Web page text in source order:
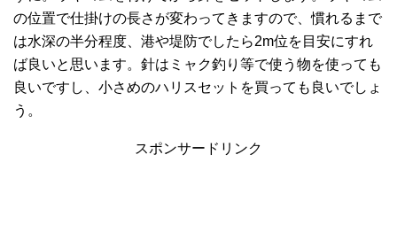
の位置で仕掛けの長さが変わってきますので、慣れるまで
は水深の半分程度、港や堤防でしたら2m位を目安にすれ
ば良いと思います。針はミャク釣り等で使う物を使っても
良いですし、小さめのハリスセットを買っても良いでしょ
う。
スポンサードリンク